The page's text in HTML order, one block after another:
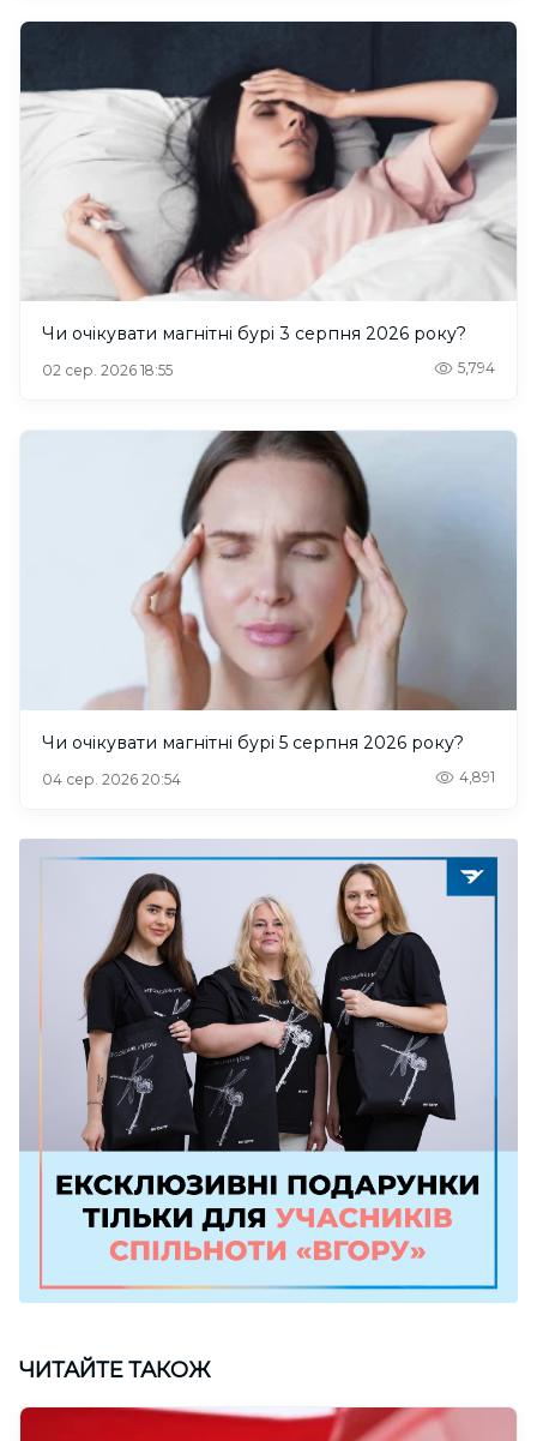
Чи очікувати магнітні бурі 3 серпня 2026 року?
02 сер. 2026 18:55 5,794
Чи очікувати магнітні бурі 5 серпня 2026 року?
04 сер. 2026 20:54 4,891
ЧИТАЙТЕ ТАКОЖ